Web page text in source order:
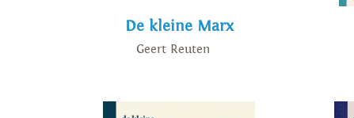
De kleine Marx
Geert Reuten